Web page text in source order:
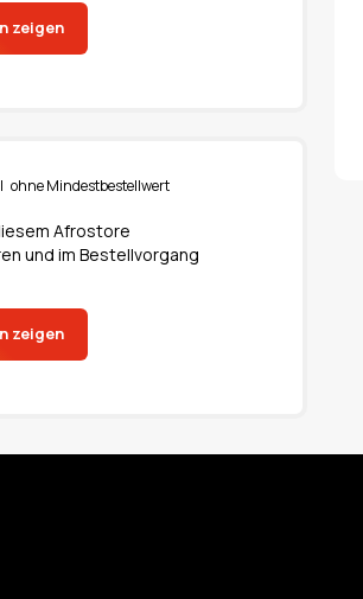
zeigen
ohne Mindestbestellwert
Afrostore
und im Bestellvorgang
zeigen